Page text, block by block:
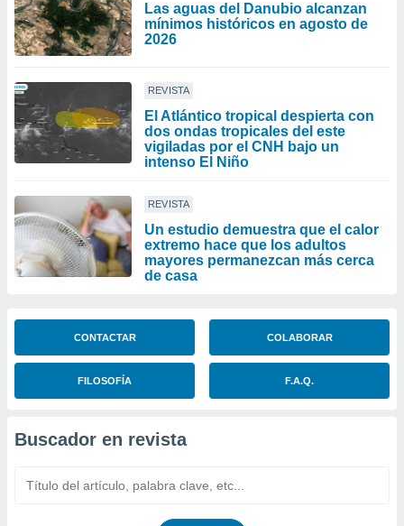
Las aguas del Danubio alcanzan
mínimos históricos en agosto de
2026
REVISTA
El Atlántico tropical despierta con
dos ondas tropicales del este
vigiladas por el CNH bajo un
intenso El Niño
REVISTA
Un estudio demuestra que el calor
extremo hace que los adultos
mayores permanezcan más cerca
de casa
CONTACTAR COLABORAR
FILOSOFÍA F.A.Q.
Buscador en revista